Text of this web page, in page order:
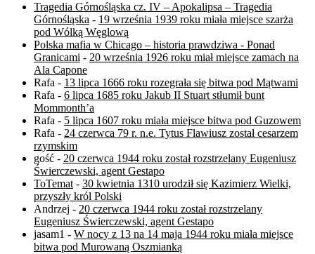
Tragedia Górnośląska cz. IV – Apokalipsa – Tragedia
Górnośląska - 19 września 1939 roku miała miejsce szarża
pod Wólką Węglową
Polska mafia w Chicago – historia prawdziwa - Ponad
Granicami - 20 września 1926 roku miał miejsce zamach na
Ala Capone
Rafa - 13 lipca 1666 roku rozegrała się bitwa pod Mątwami
Rafa - 6 lipca 1685 roku Jakub II Stuart stłumił bunt
Mommonth’a
Rafa - 5 lipca 1607 roku miała miejsce bitwa pod Guzowem
Rafa - 24 czerwca 79 r. n.e. Tytus Flawiusz został cesarzem
rzymskim
gość - 20 czerwca 1944 roku został rozstrzelany Eugeniusz
Świerczewski, agent Gestapo
ToTemat - 30 kwietnia 1310 urodził się Kazimierz Wielki,
przyszły król Polski
Andrzej - 20 czerwca 1944 roku został rozstrzelany
Eugeniusz Świerczewski, agent Gestapo
jasam1 - W nocy z 13 na 14 maja 1944 roku miała miejsce
bitwa pod Murowaną Oszmianką